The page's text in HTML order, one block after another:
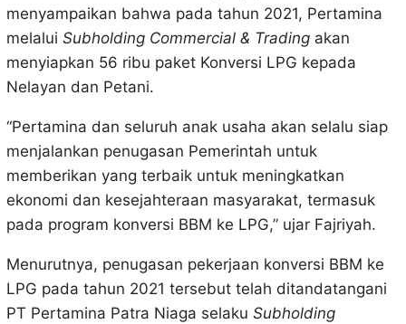
menyampaikan bahwa pada tahun 2021, Pertamina
melalui Subholding Commercial & Tradingakan
menyiapkan 56 ribu paket Konversi LPG kepada
Nelayan dan Petani.
“Pertamina dan seluruh anak usaha akan selalu siap
menjalankan penugasan Pemerintah untuk
memberikan yang terbaik untuk meningkatkan
ekonomi dan kesejahteraan masyarakat, termasuk
pada program konversi BBM ke LPG,” ujar Fajriyah.
Menurutnya, penugasan pekerjaan konversi BBM ke
LPG pada tahun 2021 tersebut telah ditandatangani
PT Pertamina Patra Niaga selaku Subholding